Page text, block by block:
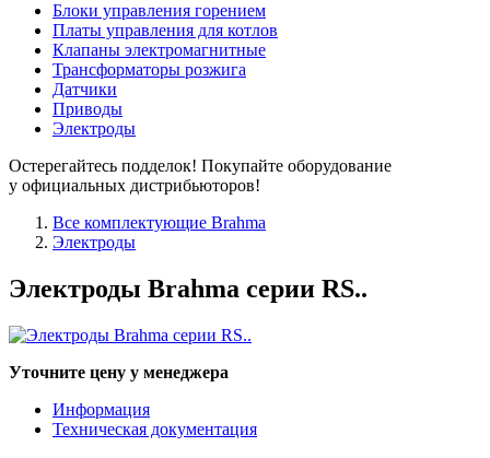
Блоки управления горением
Платы управления для котлов
Клапаны электромагнитные
Трансформаторы розжига
Датчики
Приводы
Электроды
Остерегайтесь подделок! Покупайте оборудование
у официальных дистрибьюторов!
Все комплектующие Brahma
Электроды
Электроды Brahma серии RS..
Уточните цену у менеджера
Информация
Техническая документация